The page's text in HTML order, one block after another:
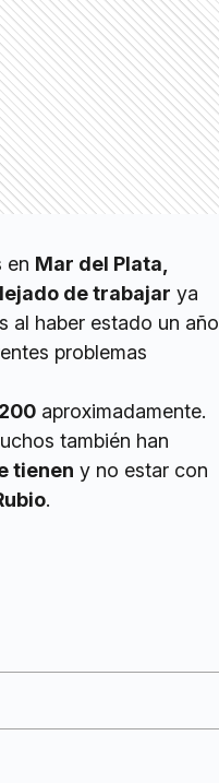
en Mar del Plata,
de trabajar ya
al haber estado un año
problemas
200 aproximadamente.
también han
tienen y no estar con
.